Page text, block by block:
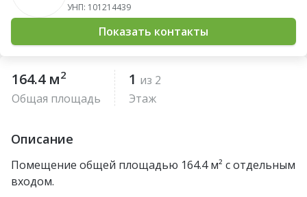
164.4 м2
Общая площадь
1 из 2
Этаж
Описание
Помещение общей площадью 164.4 м² с отдельным
входом.
УНП: 101214439
Показать контакты